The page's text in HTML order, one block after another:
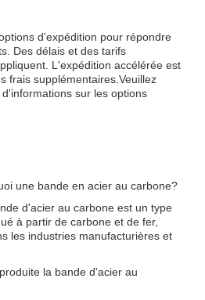
d'expédition pour répondre
Des délais et des tarifs
L'expédition accélérée est
frais supplémentaires.Veuillez
sur les options
une bande en acier au carbone?
d'acier au carbone est un type
à partir de carbone et de fer,
les industries manufacturières et
la bande d'acier au